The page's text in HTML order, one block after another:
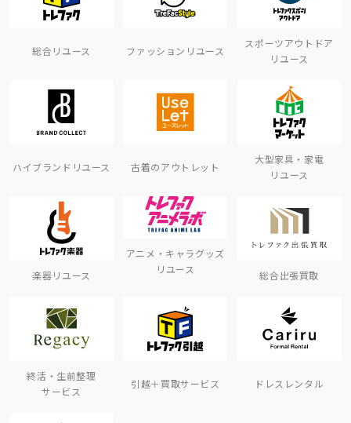
総合リユース ファッションリユース
スポーツアウトドア
リユース
ハイブランドリユース 古着のアウトレット
大型家具・家電
リユース
楽器リユース
アニメ・キャラグッズ
リユース
総合出張買取
終活・生前整理
サービス
引越＋買取サービス ドレスレンタル